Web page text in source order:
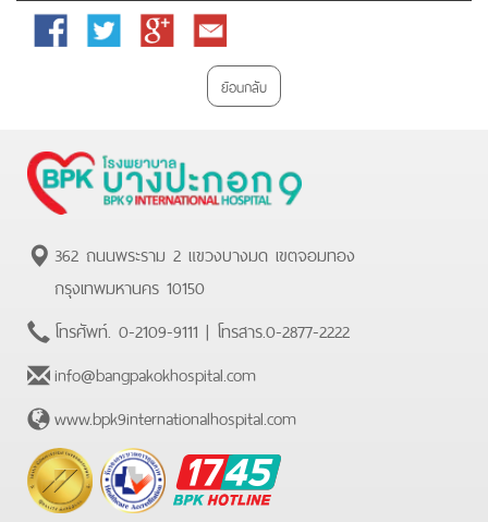
Facebook Twitter
Google
Email
ย้อนกลับ
362 ถนนพระราม 2 แขวงบางมด เขตจอมทอง
กรุงเทพมหานคร 10150
โทรศัพท์. 0-2109-9111 | โทรสาร.0-2877-2222
info@bangpakokhospital.com
www.bpk9internationalhospital.com
BPK
Hotline